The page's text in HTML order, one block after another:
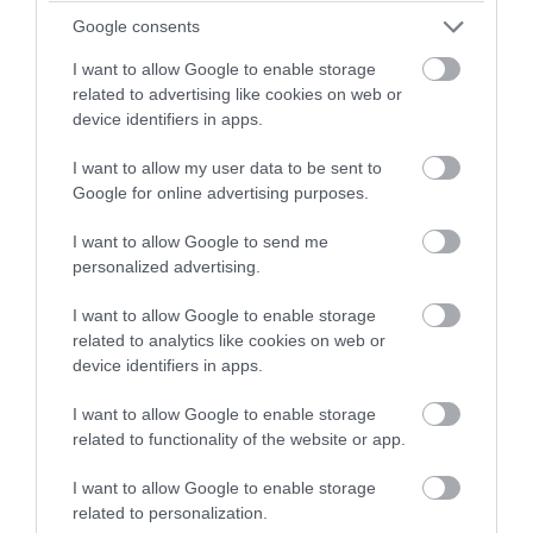
Google consents
I want to allow Google to enable storage
related to advertising like cookies on web or
device identifiers in apps.
I want to allow my user data to be sent to
Google for online advertising purposes.
I want to allow Google to send me
personalized advertising.
I want to allow Google to enable storage
related to analytics like cookies on web or
device identifiers in apps.
I want to allow Google to enable storage
related to functionality of the website or app.
I want to allow Google to enable storage
related to personalization.
Ferenc Kórházban helyezkedett el.
Szakvizsgázott belgyógyászatból,
háziorvostanból, és gerontológiából. 2003.
mint 20 éve a legkiszolgáltatottabb,
legszegényebb embereket gyógyítja, hivatását
nagy empátiával és türelemmel gyakorolja. Ez
idő alatt szinte az összes, intézményben
ellátott hajléktalan emberrel kapcsolatba került.
A betegeket nem csak az intézményben
lakhelyül szolgáló menedékükben is ellátja.
sokrétű szolgáltatássá tudott válni. Munkájára